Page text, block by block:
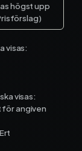
högst upp
visas:
visas:
för angiven